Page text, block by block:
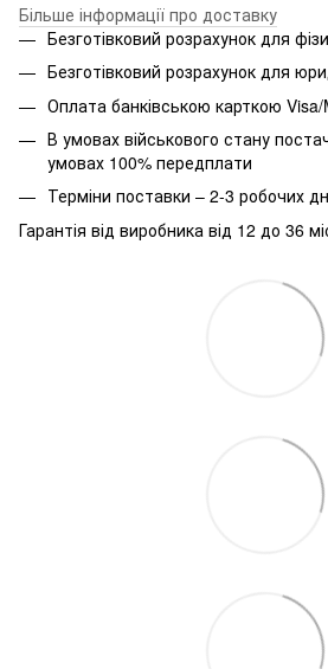
Більше інформації про доставку
Безготівковий розрахунок для
Безготівковий розрахунок для
Оплата банківською карткою
В умовах військового стану
умовах 100% передплати
Терміни поставки – 2-3 робочих
Гарантія від виробника від 12 до 36